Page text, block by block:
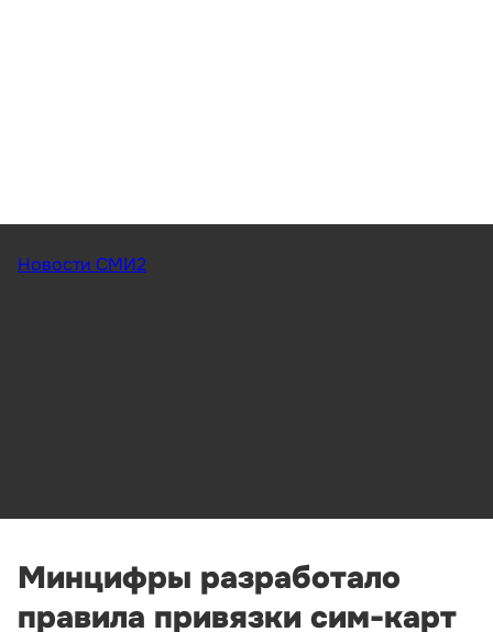
Новости СМИ2
Минцифры разработало
правила привязки сим-карт